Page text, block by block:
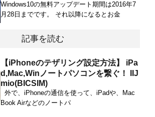
Windows10の無料アップデート期間は2016年7
月28日までです。 それ以降になるとお金
記事を読む
【iPhoneのテザリング設定方法】 iPa
d,Mac,Winノートパソコンを繋ぐ！ IIJ
mio(BICSIM)
外で、iPhoneの通信を使って、iPadや、Mac
Book Airなどのノートパ